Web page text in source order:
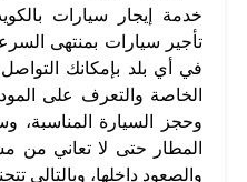
خدمة إيجار سيارات
تأجير سيارات بمنتهى
في أي بلد بإمكانك التواصل
الخاصة والتعرف على
وحجز السيارة
المطار حتى لا تعاني من
والصعود داخلها، وبالتالي